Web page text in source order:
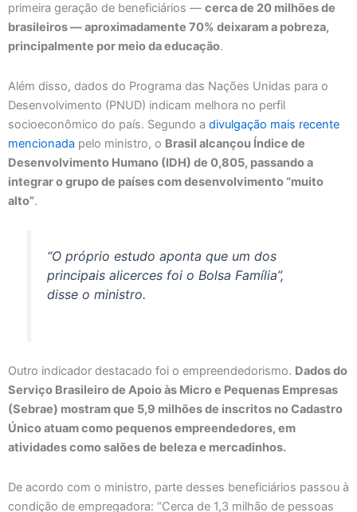
primeira geração de beneficiários — cerca de 20 milhões de
brasileiros — aproximadamente 70% deixaram a pobreza,
principalmente por meio da educação.
Além disso, dados do Programa das Nações Unidas para o
Desenvolvimento (PNUD) indicam melhora no perfil
socioeconômico do país. Segundo a divulgação mais recente
mencionada pelo ministro, o Brasil alcançou Índice de
Desenvolvimento Humano (IDH) de 0,805, passando a
integrar o grupo de países com desenvolvimento “muito
alto”.
“O próprio estudo aponta que um dos
principais alicerces foi o Bolsa Família”,
disse o ministro.
Outro indicador destacado foi o empreendedorismo. Dados do
Serviço Brasileiro de Apoio às Micro e Pequenas Empresas
(Sebrae) mostram que 5,9 milhões de inscritos no Cadastro
Único atuam como pequenos empreendedores, em
atividades como salões de beleza e mercadinhos.
De acordo com o ministro, parte desses beneficiários passou à
condição de empregadora: “Cerca de 1,3 milhão de pessoas